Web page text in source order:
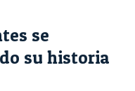
se
su historia